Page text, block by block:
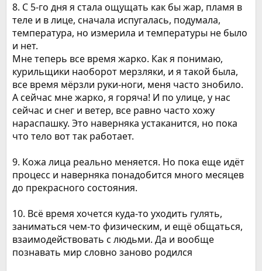
8. С 5-го дня я стала ощущать как бы жар, пламя в
теле и в лице, сначала испугалась, подумала,
температура, но измерила и температуры не было
и нет.
Мне теперь все время жарко. Как я понимаю,
курильщики наоборот мерзляки, и я такой была,
все время мёрзли руки-ноги, меня часто знобило.
А сейчас мне жарко, я горяча! И по улице, у нас
сейчас и снег и ветер, все равно часто хожу
нараспашку. Это наверняка устаканится, но пока
что тело вот так работает.
9. Кожа лица реально меняется. Но пока еще идёт
процесс и наверняка понадобится много месяцев
до прекрасного состояния.
10. Всё время хочется куда-то уходить гулять,
заниматься чем-то физическим, и ещё общаться,
взаимодействовать с людьми. Да и вообще
познавать мир словно заново родился